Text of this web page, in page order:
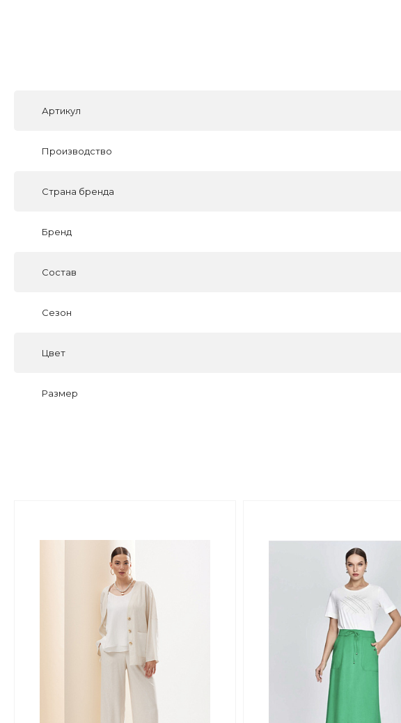
Артикул
Производство
Страна бренда
Бренд
Состав
Сезон
Цвет
Размер